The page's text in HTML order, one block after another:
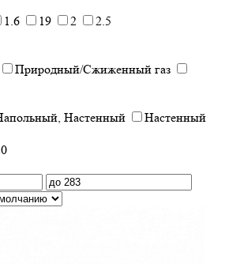
1.6 19 2
2.5
Природный/Сжиженный газ
Настенный
Настенный